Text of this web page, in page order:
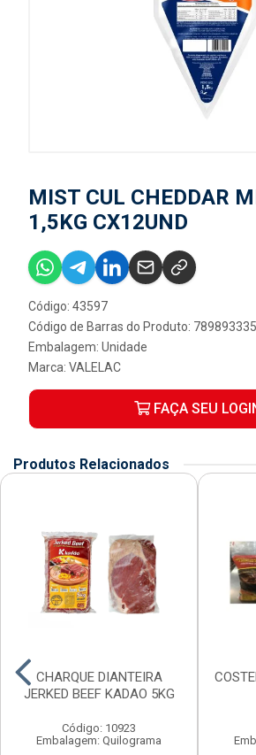
MIST CUL CHEDDAR
1,5KG CX12UND
Código: 43597
Código de Barras do Produto:
Embalagem: Unidade
Marca: VALELAC
FAÇA SEU
Produtos Relacionados
CHARQUE DIANTEIRA
JERKED BEEF KADAO 5KG
Código: 10923
Embalagem: Quilograma